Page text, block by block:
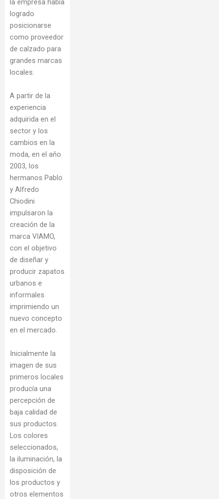
la empresa había
logrado
posicionarse
como proveedor
de calzado para
grandes marcas
locales.
A partir de la
experiencia
adquirida en el
sector y los
cambios en la
moda, en el aňo
2003, los
hermanos Pablo
y Alfredo
Chiodini
impulsaron la
creación de la
marca VIAMO,
con el objetivo
de diseñar y
producir zapatos
urbanos e
informales
imprimiendo un
nuevo concepto
en el mercado.
Inicialmente la
imagen de sus
primeros locales
producía una
percepción de
baja calidad de
sus productos.
Los colores
seleccionados,
la iluminación, la
disposición de
los productos y
otros elementos